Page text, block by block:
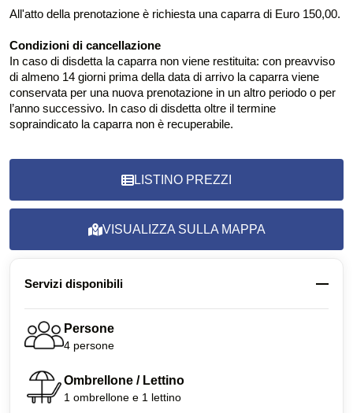
All'atto della prenotazione è richiesta una caparra di Euro 150,00.
Condizioni di cancellazione
In caso di disdetta la caparra non viene restituita: con preavviso
di almeno 14 giorni prima della data di arrivo la caparra viene
conservata per una nuova prenotazione in un altro periodo o per
l’anno successivo. In caso di disdetta oltre il termine
sopraindicato la caparra non è recuperabile.
LISTINO PREZZI
VISUALIZZA SULLA MAPPA
Servizi disponibili
Persone
4 persone
Ombrellone / Lettino
1 ombrellone e 1 lettino